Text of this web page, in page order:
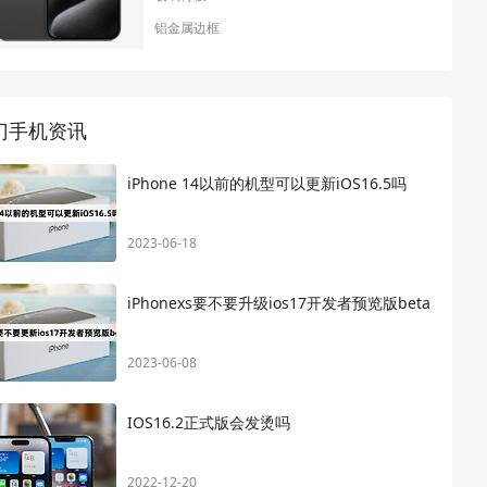
铝金属边框
手机资讯
iPhone 14以前的机型可以更新iOS16.5吗
2023-06-18
iPhonexs要不要升级ios17开发者预览版beta
2023-06-08
IOS16.2正式版会发烫吗
2022-12-20